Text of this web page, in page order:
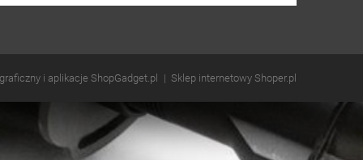
i aplikacje ShopGadget.pl Sklep internetowy Shoper.pl